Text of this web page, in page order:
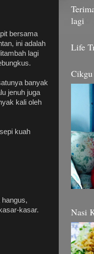
bersama
ini adalah
lagi
banyak
jenuh juga
kali oleh
kuah
kasar.
lagi
Life
Nasi